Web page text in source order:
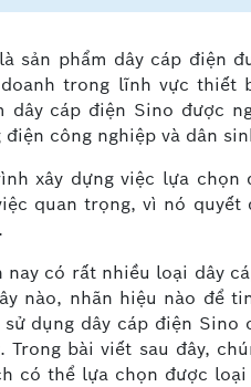
sản phẩm dây cáp điện
trong lĩnh vực thiết
dây cáp điện Sino được
công nghiệp và dân
xây dựng việc lựa
quan trọng, vì nó
có rất nhiều loại dây
nào, nhãn hiệu nào để
dụng dây cáp điện
Trong bài viết sau đây,
có thể lựa chọn được